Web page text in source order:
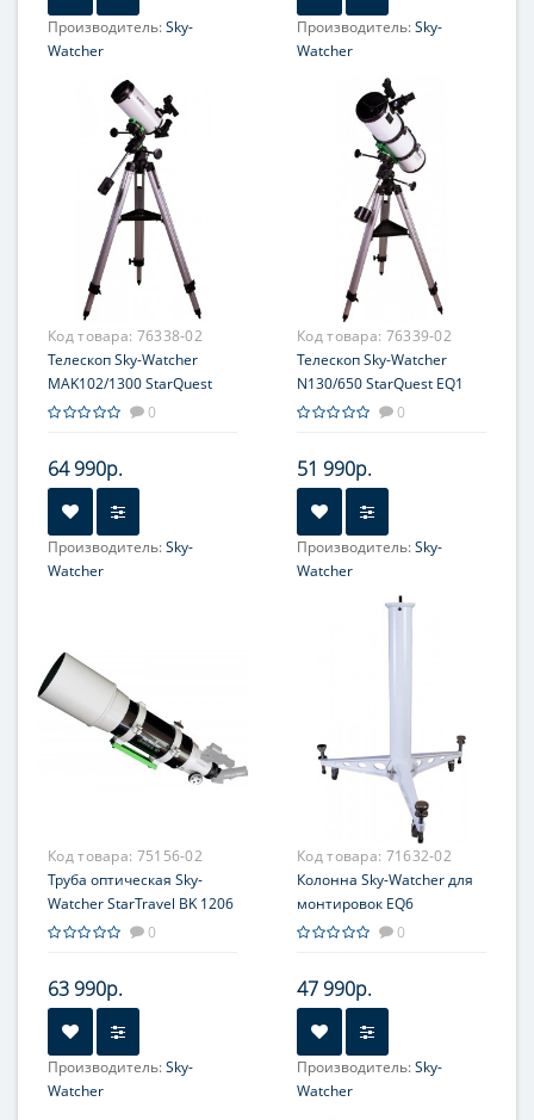
Производитель:Sky-
Watcher
Диаметр главного зеркала
(апертура), мм:
Фокусное расстояние, мм:
Максимальное полезное
увеличение, крат:
Производитель:Sky-
Watcher
Увеличение, крат:
Диаметр главного зеркала
(апертура), мм:
254 (10'')
Фокусное расстояние, мм:
Максимальное полезное
увеличение, крат:
Код товара: 76338-02
Телескоп Sky-Watcher
MAK102/1300 StarQuest
EQ1
0
64 990р.
Производитель:Sky-
Watcher
(апертура), мм:
102
Фокусное расстояние, мм:
Максимальное полезное
Код товара: 76339-02
Телескоп Sky-Watcher
N130/650 StarQuest EQ1
0
51 990р.
Производитель:Sky-
Watcher
Увеличение, крат:
650
Максимальное полезное
увеличение, крат:
Код товара: 75156-02
Труба оптическая Sky-
Watcher StarTravel BK 1206
OTA
0
63 990р.
Производитель:Sky-
Watcher
Код товара: 71632-02
Колонна Sky-Watcher для
монтировок EQ6
0
47 990р.
Производитель:Sky-
Watcher